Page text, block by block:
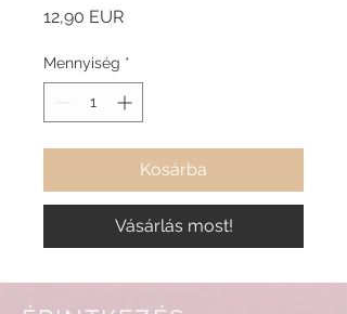
12,90 EURÁr
Mennyiség *
Kosárba
Vásárlás most!